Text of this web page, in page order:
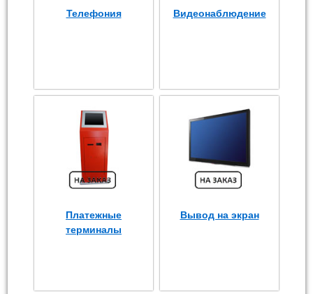
Телефония Видеонаблюдение
Платежные
терминалы
Вывод на экран